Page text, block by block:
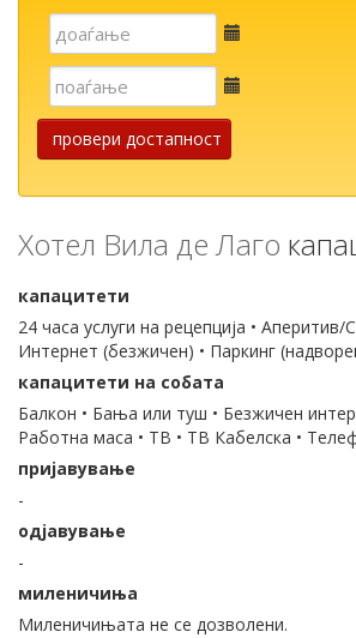
Е-
пошта
Е-
пошта
провери достапност
Хотел Вила де Лаго
капацитети
24 часа услуги на рецепција • Аперитив/
Интернет (безжичен) • Паркинг
капацитети на собата
Балкон • Бања или туш • Безжичен
Работна маса • ТВ • ТВ Кабелска •
пријавување
-
одјавување
-
миленичиња
Миленичињата не се дозволени.